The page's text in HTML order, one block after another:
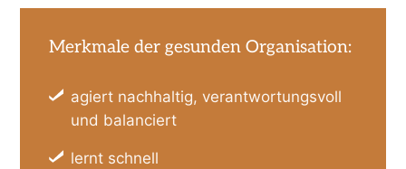
Merkmale der gesunden Organisation:
agiert nachhaltig, verantwortungsvoll
und balanciert
lernt schnell